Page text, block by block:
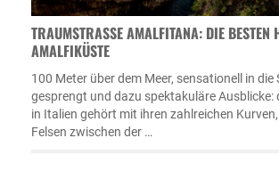
TRAUMSTRASSE AMALFITANA: DIE BESTEN
MALFIKÜSTE
100 Meter über dem Meer, sensationell in die
gesprengt und dazu spektakuläre Ausblicke:
in Italien gehört mit ihren zahlreichen
Felsen zwischen der …